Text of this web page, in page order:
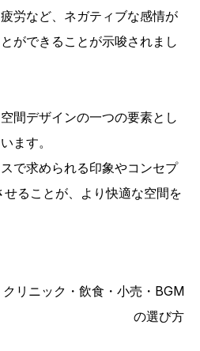
労など、ネガティブな感情が
ができることが示唆されまし
間デザインの一つの要素とし
ます。
で求められる印象やコンセプ
せることが、より快適な空間を
リニック・飲食・小売・BGM
の選び方